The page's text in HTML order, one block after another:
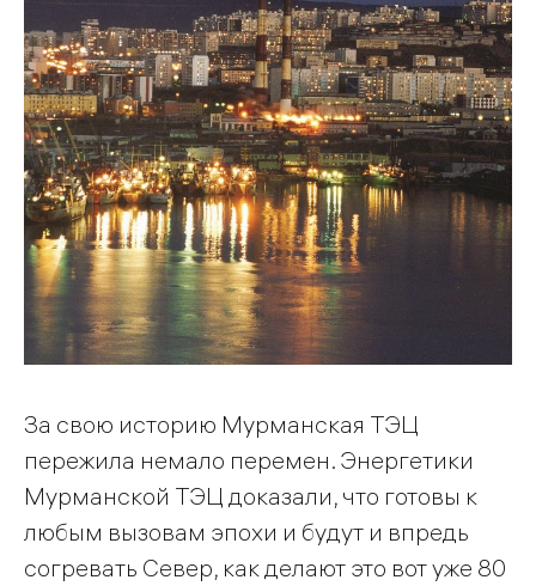
За свою историю Мурманская ТЭЦ
пережила немало перемен. Энергетики
Мурманской ТЭЦ доказали, что готовы к
любым вызовам эпохи и будут и впредь
согревать Север, как делают это вот уже 80